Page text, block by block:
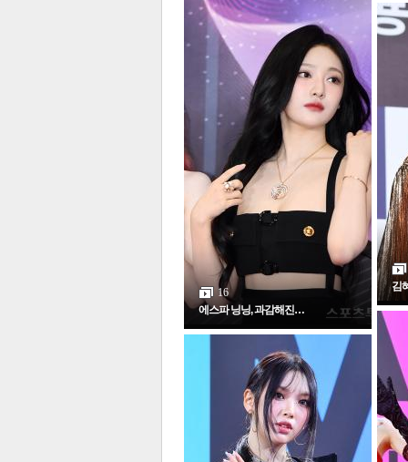
포토갤러리
16
에스파 닝닝, 과감해진…
김